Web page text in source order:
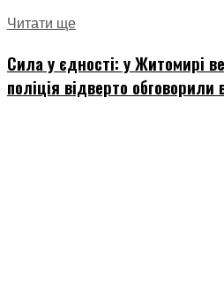
Читати ще
Сила у єдності: у Житомирі
поліція відверто обговорили